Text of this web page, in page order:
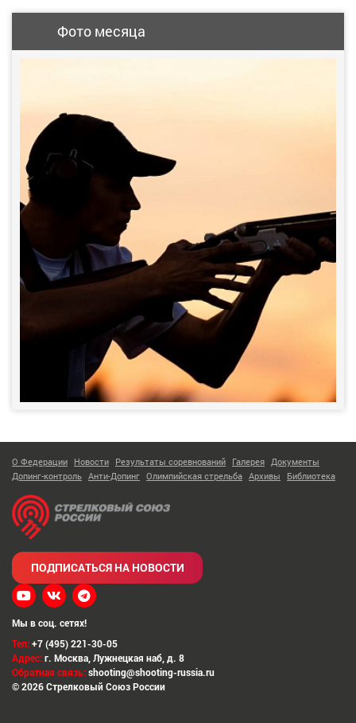
Фото месяца
О Федерации Новости Результаты соревнований Галерея Документы
Допинг-контроль Анти-Допинг Олимпийская стрельба Архивы Библиотека
Тел:+7 (495) 221-30-05
Адрес:г. Москва Лужнецкая наб, д. 8
Обратная связь:shooting@shooting-russia.ru
© 2026 Стрелковый Союз России
ПОДПИСАТЬСЯ НА НОВОСТИ
Мы в соц. сетях!